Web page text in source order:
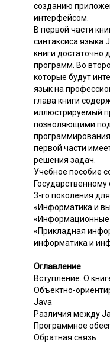
созданию
интерфейсом.
В первой части
синтаксиса языка
книги достаточно
программ. Во
которые будут
язык на
глава книги
иллюстрируемый
позволяющими
первой части
решения задач.
Учебное пособие
3-го поколения
«Информатика и
«Информационные
«Прикладная
информатика и
Оглавление
Вступление. О
Объектно-
Java
Различия между
Программное
Обратная связь